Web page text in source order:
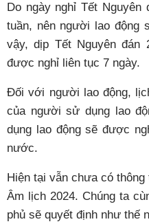
Do ngày nghỉ Tết Nguyên
tuần, nên người lao động
vậy, dịp Tết Nguyên đán
được nghỉ liên tục 7 ngày.
Đối với người lao động,
của người sử dụng lao
dụng lao động sẽ được
nước.
Hiện tại vẫn chưa có
Âm lịch 2024. Chúng ta
phủ sẽ quyết định như thế